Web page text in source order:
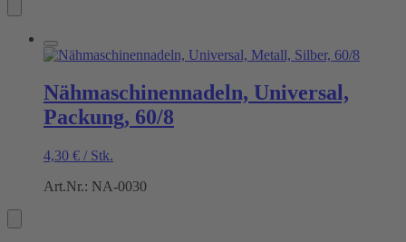
Nähmaschinennadeln, Universal,
Packung, 60/8
4,30 € / Stk.
Art.Nr.: NA-0030